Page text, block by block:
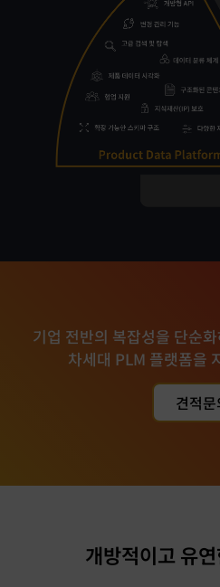
시장 변화와 비즈니스 전환에
최적화할 수 있습니다.
변화하는 요구사항에 맞춰
있으며, 점진적이고 반복적
애자일 방법론과 잘 맞습니다.
명확한 역할과 산출물을
강화하고 관계를 긴밀하게
Improve Quality
규율 있는 DevOps 프로
작업을 최소화하고 배포
투명성과 감사 추적성을
Alignment with
규제 준수와 보고 요구사
투명성과 감사 추적성을
기업 전반의 복잡성을 단순
차세대 PLM 플랫폼을
견적문
개방적이고 유